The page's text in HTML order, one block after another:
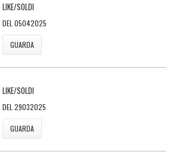
LIKE/SOLDI
DEL 05042025
GUARDA
LIKE/SOLDI
DEL 29032025
GUARDA